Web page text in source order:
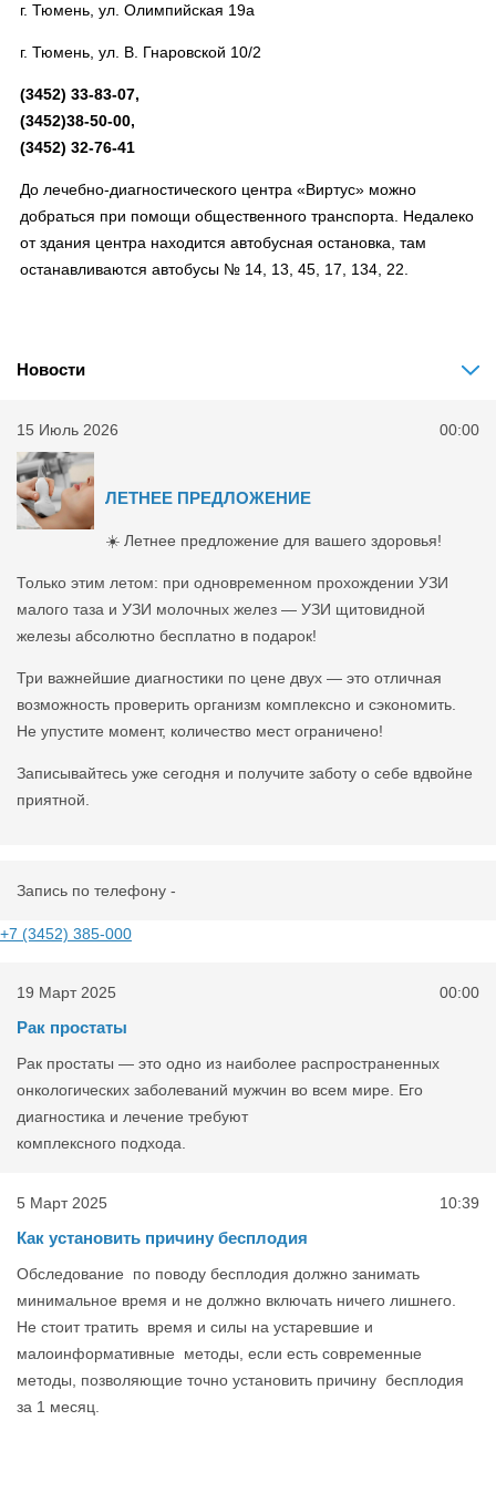
г. Тюмень, ул. Олимпийская 19а
г. Тюмень, ул. В. Гнаровской 10/2
(3452) 33-83-07,
(3452)38-50-00,
(3452) 32-76-41
До лечебно-диагностического центра «Виртус» можно
добраться при помощи общественного транспорта. Недалеко
от здания центра находится автобусная остановка, там
останавливаются автобусы № 14, 13, 45, 17, 134, 22.
Новости
15 Июль 2026 00:00
ЛЕТНЕЕ ПРЕДЛОЖЕНИЕ
☀️ Летнее предложение для вашего здоровья!
Только этим летом: при одновременном прохождении УЗИ
малого таза и УЗИ молочных желез — УЗИ щитовидной
железы абсолютно бесплатно в подарок!
Три важнейшие диагностики по цене двух — это отличная
возможность проверить организм комплексно и сэкономить.
Не упустите момент, количество мест ограничено!
Записывайтесь уже сегодня и получите заботу о себе вдвойне
приятной.
Запись по телефону -
+7 (3452) 385-000
19 Март 2025 00:00
Рак простаты
Рак простаты — это одно из наиболее распространенных
онкологических заболеваний мужчин во всем мире. Его
диагностика и лечение требуют
комплексного подхода.
5 Март 2025 10:39
Как установить причину бесплодия
Обследование по поводу бесплодия должно занимать
минимальное время и не должно включать ничего лишнего.
Не стоит тратить время и силы на устаревшие и
малоинформативные методы, если есть современные
методы, позволяющие точно установить причину бесплодия
за 1 месяц.